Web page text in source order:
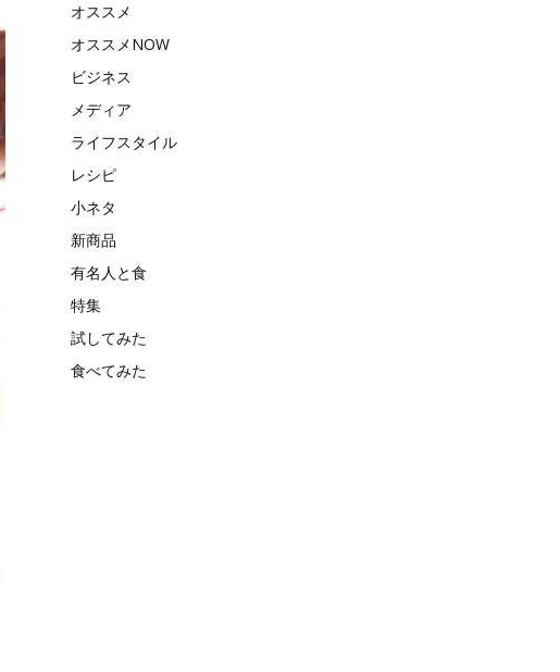
オススメ
オススメNOW
ビジネス
メディア
ライフスタイル
レシピ
小ネタ
新商品
有名人と食
特集
試してみた
食べてみた